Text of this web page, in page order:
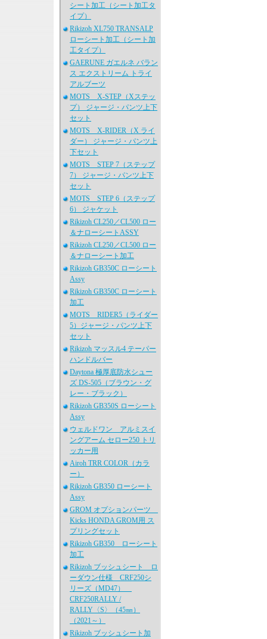
シート加工（シート加工タ
イプ）
Rikizoh XL750 TRANSALP
ローシート加工（シート加
工タイプ）
GAERUNE ガエルネ バラン
ス エクストリーム トライ
アルブーツ
MOTS X-STEP（Xステッ
プ） ジャージ・パンツ上下
セット
MOTS X-RIDER（X ライ
ダー） ジャージ・パンツ上
下セット
MOTS STEP 7（ステップ
7） ジャージ・パンツ上下
セット
MOTS STEP 6（ステップ
6） ジャケット
Rikizoh CL250／CL500 ロー
＆ナローシートASSY
Rikizoh CL250／CL500 ロー
＆ナローシート加工
Rikizoh GB350C ローシート
Assy
Rikizoh GB350C ローシート
加工
MOTS RIDER5（ライダー
5）ジャージ・パンツ上下
セット
Rikizoh マッスル4 テーパー
ハンドルバー
Daytona 極厚底防水シュー
ズ DS-505（ブラウン・グ
レー・ブラック）
Rikizoh GB350S ローシート
Assy
ウェルドワン アルミスイ
ングアーム セロー250 トリ
ッカー用
Airoh TRR COLOR（カラ
ー）
Rikizoh GB350 ローシート
Assy
GROM オプションパーツ
Kicks HONDA GROM用 ス
プリングセット
Rikizoh GB350 ローシート
加工
Rikizoh ブッシュシート ロ
ーダウン仕様 CRF250シ
リーズ（MD47）
CRF250RALLY /
RALLY〈S〉（45㎜）
（2021～）
Rikizoh ブッシュシート加